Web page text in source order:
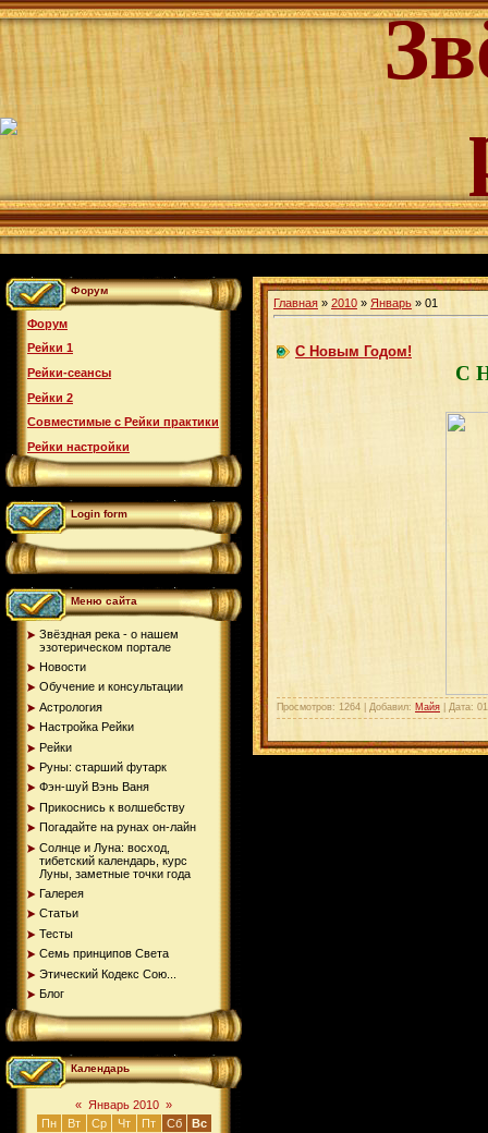
Форум
Форум
Рейки 1
Рейки-сеансы
Рейки 2
Совместимые с Рейки практики
Рейки настройки
Login form
Меню сайта
Звёздная река - о нашем
эзотерическом портале
Новости
Обучение и консультации
Астрология
Настройка Рейки
Рейки
Руны: старший футарк
Фэн-шуй Вэнь Ваня
Прикоснись к волшебству
Погадайте на рунах oн-лайн
Солнце и Луна: восход,
тибетский календарь, курс
Луны, заметные точки года
Галерея
Статьи
Тесты
Семь принципов Света
Этический Кодекс Сою...
Блог
Календарь
« Январь 2010 »
Пн
Вт Ср Чт Пт Сб
Вс
Главная » 2010 » Январь » 01
С Новым Годом!
С
Просмотров: 1264 | Добавил: Майя | Дата: